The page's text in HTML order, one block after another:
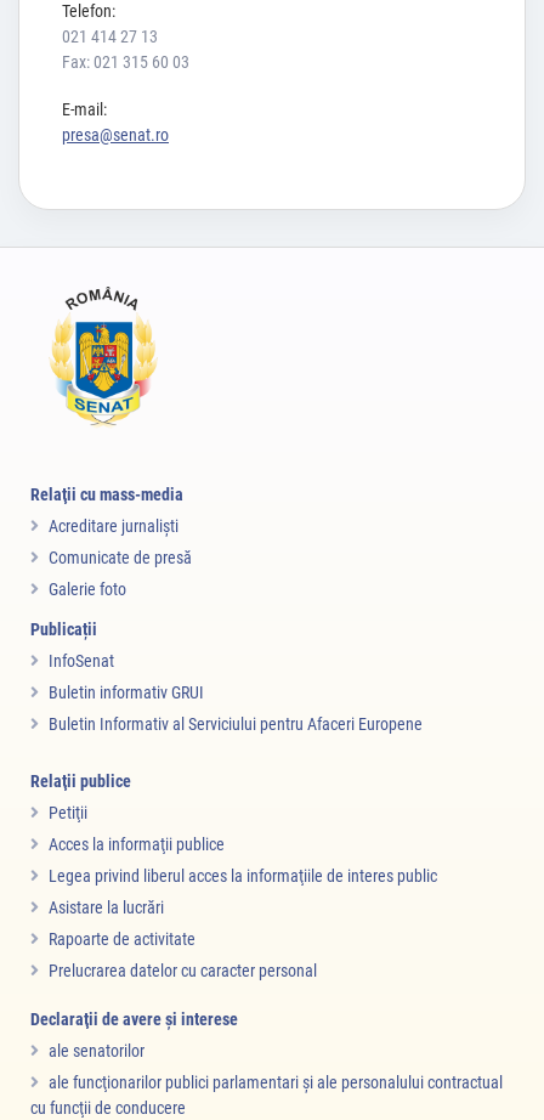
Telefon:
021 414 27 13
Fax: 021 315 60 03
E-mail:
presa@senat.ro
Relaţii cu mass-media
Acreditare jurnalişti
Comunicate de presă
Galerie foto
Publicații
InfoSenat
Buletin informativ GRUI
Buletin Informativ al Serviciului pentru Afaceri Europene
Relaţii publice
Petiţii
Acces la informaţii publice
Legea privind liberul acces la informaţiile de interes public
Asistare la lucrări
Rapoarte de activitate
Prelucrarea datelor cu caracter personal
Declaraţii de avere şi interese
ale senatorilor
ale funcţionarilor publici parlamentari şi ale personalului contractual
cu funcţii de conducere